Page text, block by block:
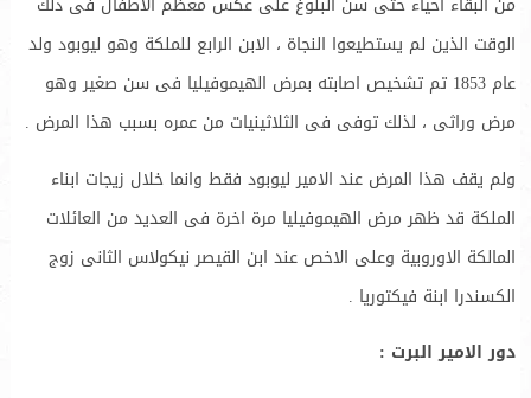
الوقت الذين لم يستطيعوا النجاة ، الابن الرابع للملكة وهو ليوبود ولد
عام 1853 تم تشخيص اصابته بمرض الهيموفيليا فى سن صغير وهو
مرض وراثى ، لذلك توفى فى الثلاثينيات من عمره بسبب هذا المرض .
ولم يقف هذا المرض عند الامير ليوبود فقط وانما خلال زيجات ابناء
الملكة قد ظهر مرض الهيموفيليا مرة اخرة فى العديد من العائلات
المالكة الاوروبية وعلى الاخص عند ابن القيصر نيكولاس الثانى زوج
الكسندرا ابنة فيكتوريا .
دور الامير البرت :